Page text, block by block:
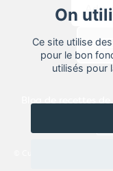
On
Ce site utilise
pour le bon
utilisés pour
© Cuisine.land : La